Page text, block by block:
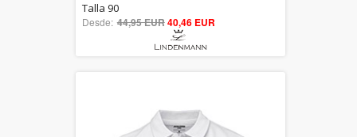
out of 5
Talla 90
Desde: 44,95 EUR40,46 EUR